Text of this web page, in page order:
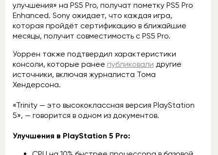
улучшения» на PS5 Pro, получат пометку PS5 Pro
Enhanced. Sony ожидает, что каждая игра,
которая пройдёт сертификацию в ближайшие
месяцы, получит совместимость с PS5 Pro.
Уоррен также подтвердил характеристики
консоли, которые ранее публиковали другие
источники, включая журналиста Тома
Хендерсона.
«Trinity — это высококлассная версия PlayStation
5», — говорится в одном из документов.
Улучшения в PlayStation 5 Pro: